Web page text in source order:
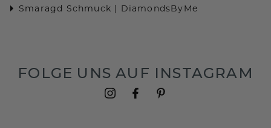
Smaragd Schmuck | DiamondsByMe
FOLGE UNS AUF INSTAGRAM